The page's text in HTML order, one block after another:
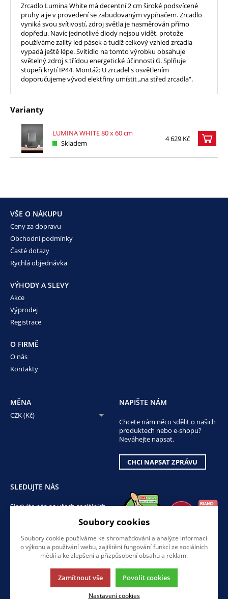
Zrcadlo Lumina White má decentní 2 cm široké podsvícené
pruhy a je v provedení se zabudovaným vypínačem. Zrcadlo
vyniká svou svítivostí, zdroj světla je nasměrován přímo
dopředu. Navíc jednotlivé diody nejsou vidět, protože
používáme zalitý led pásek a tudíž celkový vzhled zrcadla
vypadá ještě lépe. Svítidlo na tomto výrobku obsahuje
světelný zdroj s třídou energetické účinnosti G. Splňuje
stupeň krytí IP44. Montáž: U zrcadel s osvětlením
doporučujeme vývod elektřiny umístit „na střed zrcadla“.
Varianty
LUMINA WHITE 80 x 60 cm
Skladem
4 629 Kč
VŠE O NÁKUPU
Ceny za dopravu
Obchodní podmínky
Časté dotazy
Rychlá objednávka
VÝHODY A SLEVY
Akce
Výprodej
Registrace
O FIRMĚ
O nás
Kontakty
MĚNA
CZK (Kč)
NAPIŠTE NÁM
Chcete nám něco sdělit o našich
produktech nebo e-shopu?
Neváhejte napsat.
CHCI NAPSAT ZPRÁVU
SLEDUJTE NÁS
Sledujte nás na všech sociálních
Soubory cookies
Soubory cookie používáme ke shromažďování a analýze informací
o výkonu a používání webu, zajištění fungování funkcí ze sociálních
médií a ke zlepšení a přizpůsobení obsahu a reklam.
Zamítnout vše Povolit cookies
Nastavení cookies